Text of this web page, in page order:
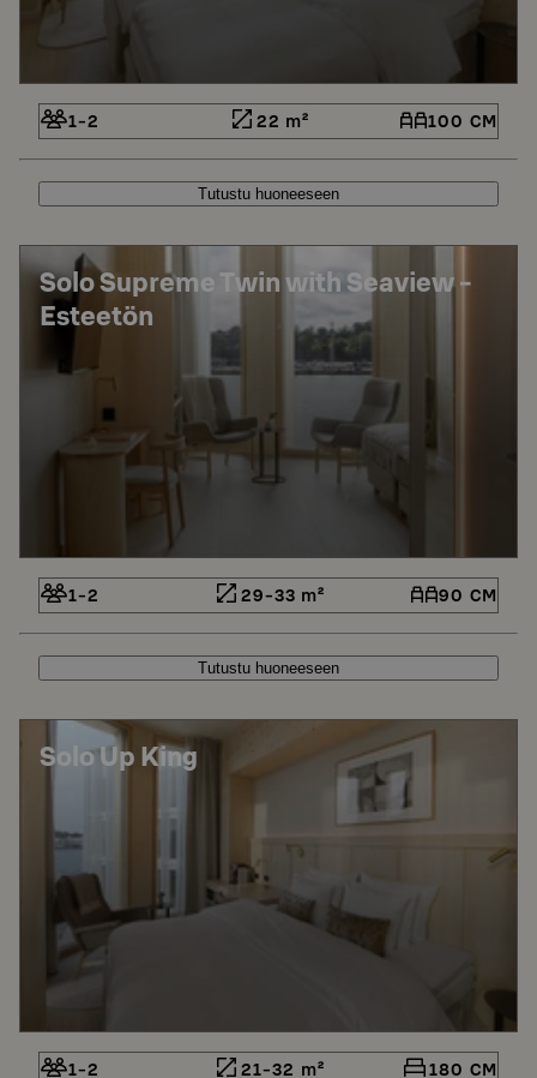
1-2 22 m² 100 CM
Tutustu huoneeseen
Solo Supreme Twin with Seaview -
Esteetön
1-2 29-33 m² 90 CM
Tutustu huoneeseen
Solo Up King
1-2 21-32 m² 180 CM